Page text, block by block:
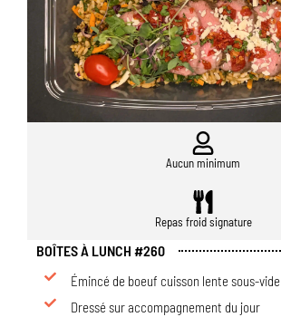
Aucun minimum
Repas froid signature
BOÎTES À LUNCH #260
Émincé de boeuf cuisson lente sous-vide
Dressé sur accompagnement du jour